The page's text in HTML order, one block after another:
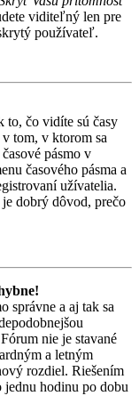
viditeľný len pre
používateľ.
to, čo vidíte sú časy
tom, v ktorom sa
pásmo v
časového pásma a
užívatelia.
dobrý dôvod, prečo
správne a aj tak sa
nie je stavané
a letným
rozdiel. Riešením
jednu hodinu po dobu